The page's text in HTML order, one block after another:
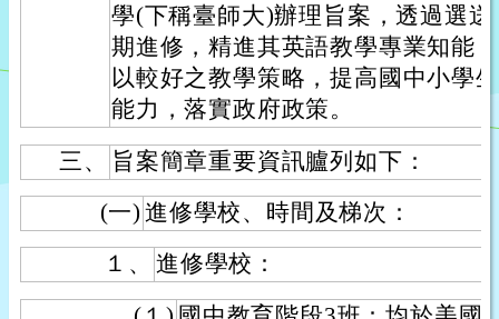
學(下稱臺師大)辦理旨案，透過選
期進修，精進其英語教學專業知能
以較好之教學策略，提高國中小學
能力，落實政府政策。
三、
旨案簡章重要資訊臚列如下：
(一) 進修學校、時間及梯次：
１、
進修學校：